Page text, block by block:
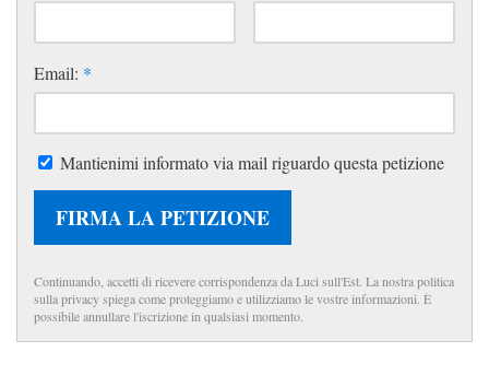
Email: *
Mantienimi informato via mail riguardo questa petizione
FIRMA LA PETIZIONE
Continuando, accetti di ricevere corrispondenza da Luci sull'Est. La nostra politica
sulla privacy spiega come proteggiamo e utilizziamo le vostre informazioni. È
possibile annullare l'iscrizione in qualsiasi momento.